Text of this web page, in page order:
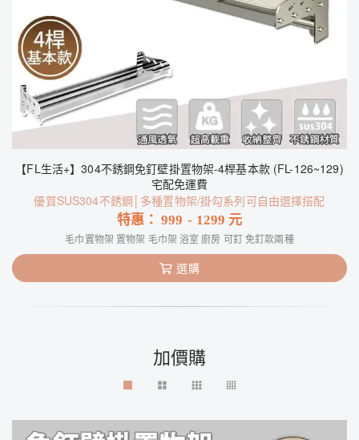
【FL生活+】304不銹鋼免釘壁掛置物架-4桿基本款 (FL-126~129)
宅配免運費
優質SUS304不銹鋼│多種置物架/掛勾系列可自由選擇搭配
特惠：999 - 1299 元
毛巾置物架 置物架 毛巾架 浴室 廚房 可釘 免釘款兩種
選購
加價購